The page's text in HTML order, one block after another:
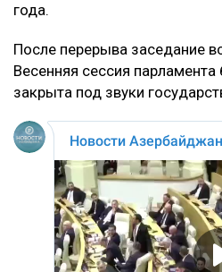
года.
После перерыва заседание
Весенняя сессия
закрыта под звуки